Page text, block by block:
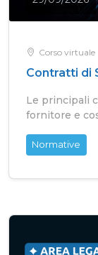
Corso virtuale
Contratti di
Le principali
fornitore e
Normative